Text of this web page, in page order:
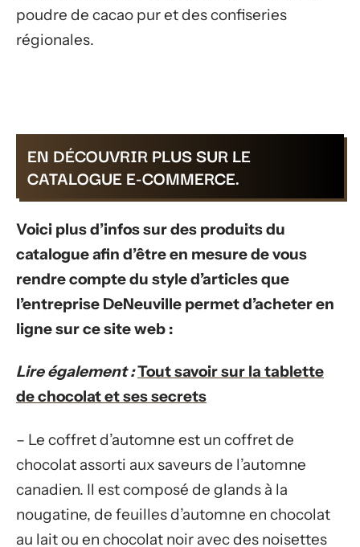
poudre de cacao pur et des confiseries
régionales.
EN DÉCOUVRIR PLUS SUR LE
CATALOGUE E-COMMERCE.
Voici plus d’infos sur des produits du
catalogue afin d’être en mesure de vous
rendre compte du style d’articles que
l’entreprise DeNeuville permet d’acheter en
ligne sur ce site web :
Lire également :Tout savoir sur la tablette
de chocolat et ses secrets
– Le coffret d’automne est un coffret de
chocolat assorti aux saveurs de l’automne
canadien. Il est composé de glands à la
nougatine, de feuilles d’automne en chocolat
au lait ou en chocolat noir avec des noisettes